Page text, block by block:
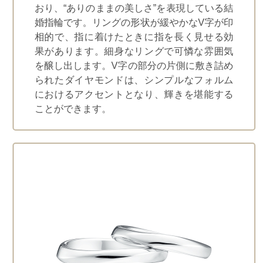
おり、“ありのままの美しさ”を表現している結
婚指輪です。リングの形状が緩やかなV字が印
相的で、指に着けたときに指を長く見せる効
果があります。細身なリングで可憐な雰囲気
を醸し出します。V字の部分の片側に敷き詰め
られたダイヤモンドは、シンプルなフォルム
におけるアクセントとなり、輝きを堪能する
ことができます。